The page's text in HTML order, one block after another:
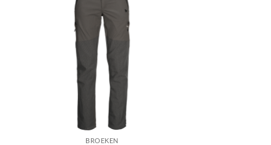
BROEKEN